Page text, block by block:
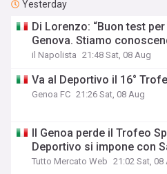
Yesterday
Di Lorenzo: “Buon test
Genova. Stiamo
il Napolista 21:48 Sat, 08 Aug
Va al Deportivo il 16°
Genoa FC 21:26 Sat, 08 Aug
Il Genoa perde il Trofeo
Deportivo si impone con
Tutto Mercato Web 21:02 Sat, 08